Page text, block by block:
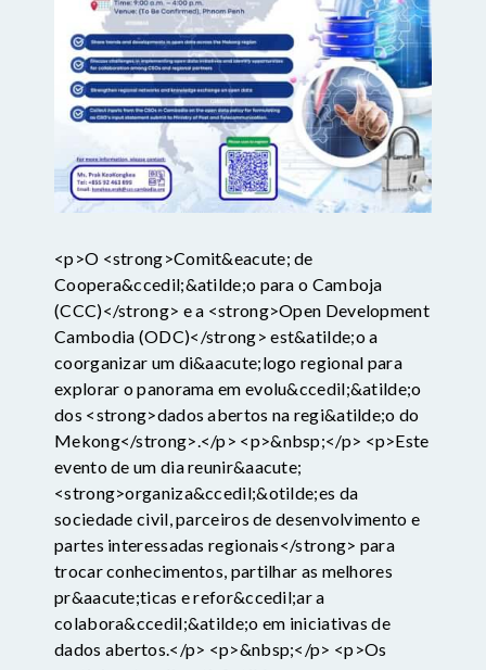
<p>O <strong>Comit&eacute; de
Coopera&ccedil;&atilde;o para o Camboja
(CCC)</strong> e a <strong>Open Development
Cambodia (ODC)</strong> est&atilde;o a
coorganizar um di&aacute;logo regional para
explorar o panorama em evolu&ccedil;&atilde;o
dos <strong>dados abertos na regi&atilde;o do
Mekong</strong>.</p> <p>&nbsp;</p> <p>Este
evento de um dia reunir&aacute;
<strong>organiza&ccedil;&otilde;es da
sociedade civil, parceiros de desenvolvimento e
partes interessadas regionais</strong> para
trocar conhecimentos, partilhar as melhores
pr&aacute;ticas e refor&ccedil;ar a
colabora&ccedil;&atilde;o em iniciativas de
dados abertos.</p> <p>&nbsp;</p> <p>Os